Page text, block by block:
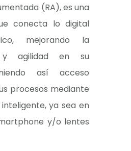
(RA), es una
conecta lo digital
mejorando la
y agilidad en su
así acceso
procesos mediante
ya sea en
y/o lentes